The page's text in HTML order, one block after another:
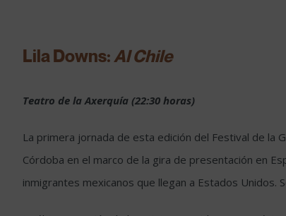
Lila Downs:Al Chile
Teatro de la Axerquía (22:30 horas)
La primera jornada de esta edición del Festival de la
Córdoba en el marco de la gira de presentación en
inmigrantes mexicanos que llegan a Estados